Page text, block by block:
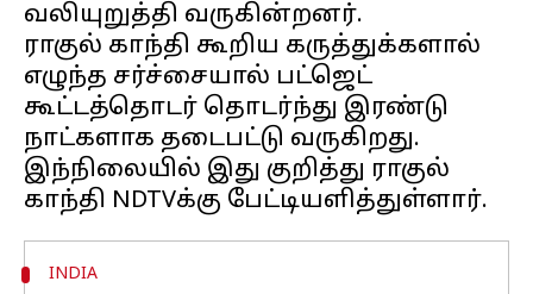
வலியுறுத்தி வருகின்றனர்.
ராகுல் காந்தி கூறிய கருத்துக்களால்
எழுந்த சர்ச்சையால் பட்ஜெட்
கூட்டத்தொடர் தொடர்ந்து இரண்டு
நாட்களாக தடைபட்டு வருகிறது.
இந்நிலையில் இது குறித்து ராகுல்
INDIA